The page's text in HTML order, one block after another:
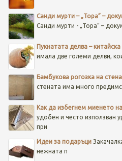
Санди мурти – „Тора” –
Санди мурти - „Тора” –
Пукнатата делва –
имала две големи делви,
Бамбукова рогозка на
стената има много
Как да избегнем миенето
удобен и често използван
при
Идеи за подаръци
нежната п